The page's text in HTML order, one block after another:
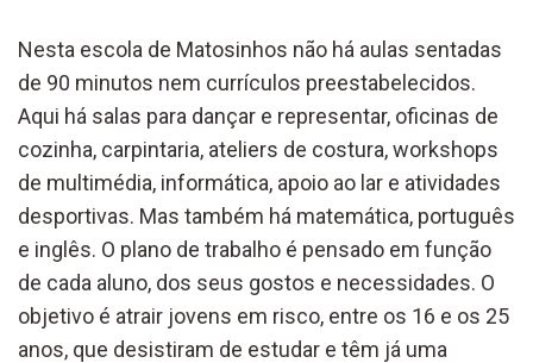
Nesta escola de Matosinhos não há aulas sentadas
de 90 minutos nem currículos preestabelecidos.
Aqui há salas para dançar e representar, oficinas de
cozinha, carpintaria, ateliers de costura, workshops
de multimédia, informática, apoio ao lar e atividades
desportivas. Mas também há matemática, português
e inglês. O plano de trabalho é pensado em função
de cada aluno, dos seus gostos e necessidades. O
objetivo é atrair jovens em risco, entre os 16 e os 25
anos, que desistiram de estudar e têm já uma